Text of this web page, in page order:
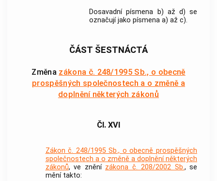
Dosavadní písmena b) až d) se
označují jako písmena a) až c).
ČÁST ŠESTNÁCTÁ
Změna zákona č. 248/1995 Sb., o obecně
prospěšných společnostech a o změně a
doplnění některých zákonů
Čl. XVI
Zákon č. 248/1995 Sb., o obecně prospěšných
společnostech a o změně a doplnění některých
zákonů, ve znění zákona č. 208/2002 Sb., se
mění takto: